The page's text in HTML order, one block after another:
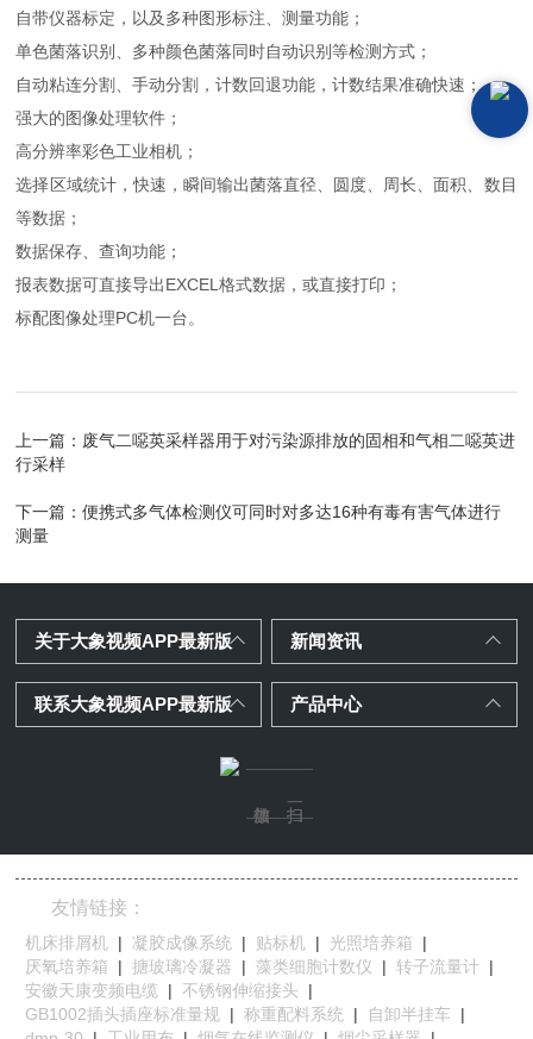
自带仪器标定，以及多种图形标注、测量功能；
单色菌落识别、多种颜色菌落同时自动识别等检测方式；
自动粘连分割、手动分割，计数回退功能，计数结果准确快速；
强大的图像处理软件；
高分辨率彩色工业相机；
选择区域统计，快速，瞬间输出菌落直径、圆度、周长、面积、数目
等数据；
数据保存、查询功能；
报表数据可直接导出EXCEL格式数据，或直接打印；
标配图像处理PC机一台。
上一篇： 废气二噁英采样器用于对污染源排放的固相和气相二噁英进
行采样
下一篇：便携式多气体检测仪可同时对多达16种有毒有害气体进行
测量
关于大象视频APP最新版 新闻资讯
联系大象视频APP最新版 产品中心
友情链接：
机床排屑机 | 凝胶成像系统 | 贴标机 | 光照培养箱
|
厌氧培养箱
| 搪玻璃冷凝器 | 藻类细胞计数仪 | 转子流量计 |
安徽天康变频电缆
| 不锈钢伸缩接头
|
GB1002插头插座标准量规 | 称重配料系统 | 自卸半挂车
|